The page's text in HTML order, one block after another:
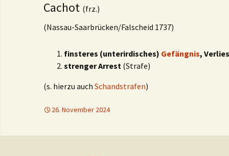
Cachot (frz.)
(Nassau-Saarbrücken/Falscheid 1737)
finsteres (unterirdisches) Gefängnis, Verlies
strenger Arrest (Strafe)
(s. hierzu auch Schandstrafen)
26. November 2024